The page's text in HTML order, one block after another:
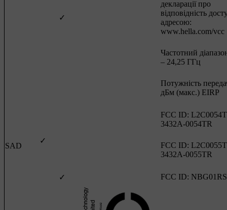
✓
декларації про
відповідність
адресою:
www.hella.com/vcc
Частотний
– 24,25 ГГц
Потужність
дБм (макс.) EIRP
SAD
✓
FCC ID:
3432A-0054TR
FCC ID:
3432A-0055TR
✓ FCC ID: